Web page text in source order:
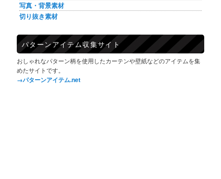
写真・背景素材
切り抜き素材
パターンアイテム収集サイト
おしゃれなパターン柄を使用したカーテンや壁紙などのアイテムを集
めたサイトです。
→パターンアイテム.net